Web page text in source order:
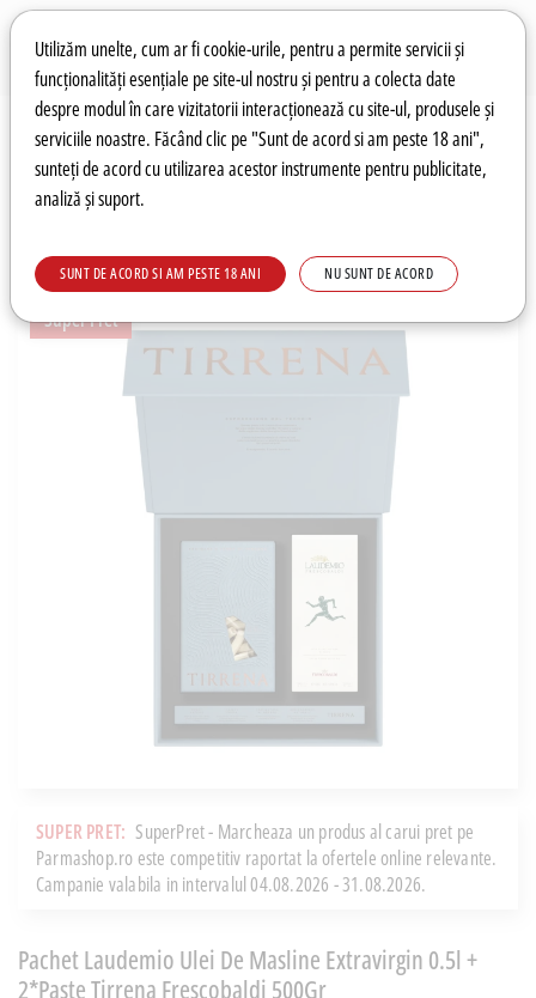
Preferințe pentru cookie-uri
Utilizăm unelte, cum ar fi cookie-urile, pentru a permite servicii și
funcționalități esențiale pe site-ul nostru și pentru a colecta date
despre modul în care vizitatorii interacționează cu site-ul, produsele și
serviciile noastre. Făcând clic pe "Sunt de acord si am peste 18 ani",
sunteți de acord cu utilizarea acestor instrumente pentru publicitate,
analiză și suport.
SUNT DE ACORD SI AM PESTE 18 ANI NU SUNT DE ACORD
Wishlist Autentificare
Super Pret
SUPER PRET: SuperPret - Marcheaza un produs al carui pret pe
Parmashop.ro este competitiv raportat la ofertele online relevante.
Campanie valabila in intervalul 04.08.2026 - 31.08.2026.
Pachet Laudemio Ulei De Masline Extravirgin 0.5l +
2*Paste Tirrena Frescobaldi 500Gr